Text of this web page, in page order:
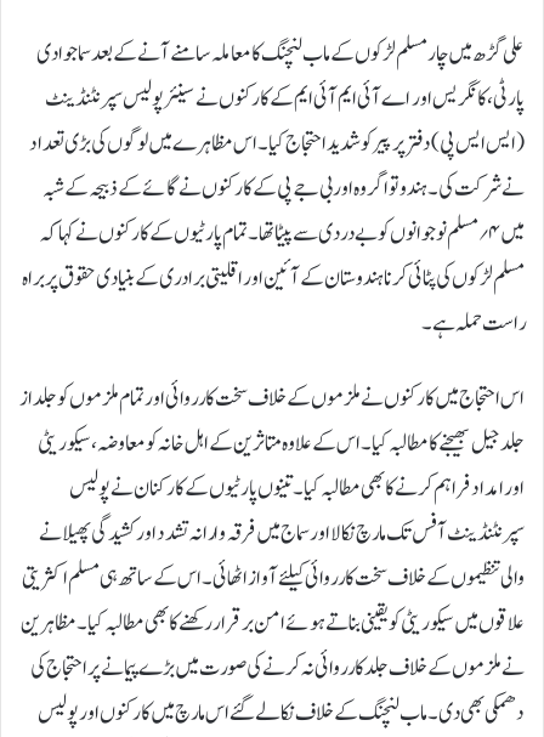
علی گڑھ میں چار مسلم لڑکوں کے ماب لنچنگ کا معاملہ سامنے آنے کے بعد سماجوادی
پارٹی ، کانگریس اور اے آئی ایم آئی ایم کے کارکنوں نے سینئر پولیس سپرنٹنڈینٹ
(ایس ایس پی) دفتر پر پیر کو شدیداحتجاج کیا ۔ اس مظاہرے میں لوگوں کی بڑی تعداد
نے شرکت کی۔ ہندو توا گروہ اور بی جے پی کے کارکنوں نے گائے کے ذبیحہ کے شبہ
میں ۴؍ مسلم نوجوانوں کو بے دردی سے پیٹا تھا ۔ تمام پارٹیوں کے کارکنوں نے کہا کہ
مسلم لڑکوں کی پٹائی کرنا ہندوستان کے آئین اور اقلیتی برادری کے بنیادی حقوق پر براہ
راست حملہ ہے۔
اس احتجاج میں کارکنوں نے ملزموں کے خلاف سخت کارروائی اور تمام ملزموں کو جلد از
جلد جیل بھیجنے کا مطالبہ کیا ۔ اس کے علاوہ متاثرین کے اہل خانہ کو معاوضہ، سیکوریٹی
اور امداد فراہم کرنے کا بھی مطالبہ کیا ۔ تینوں پارٹیوں کے کارکنان نے پولیس
سپرنٹنڈینٹ آفس تک مارچ نکالا اورسماج میں فرقہ وارانہ تشدد اور کشیدگی پھیلانے
والی تنظیموں کے خلاف سخت کارروائی کیلئے آواز اٹھائی ۔ اس کے ساتھ ہی مسلم اکثریتی
علاقوں میں سیکوریٹی کو یقینی بناتے ہوئے امن برقرار رکھنے کا بھی مطالبہ کیا ۔ مظاہرین
نے ملزموں کے خلاف جلد کارروائی نہ کرنے کی صورت میں بڑے پیمانے پر احتجاج کی
دھمکی بھی دی۔ ماب لنچنگ کے خلاف نکالے گئے اس مارچ میں کارکنوں اور پولیس